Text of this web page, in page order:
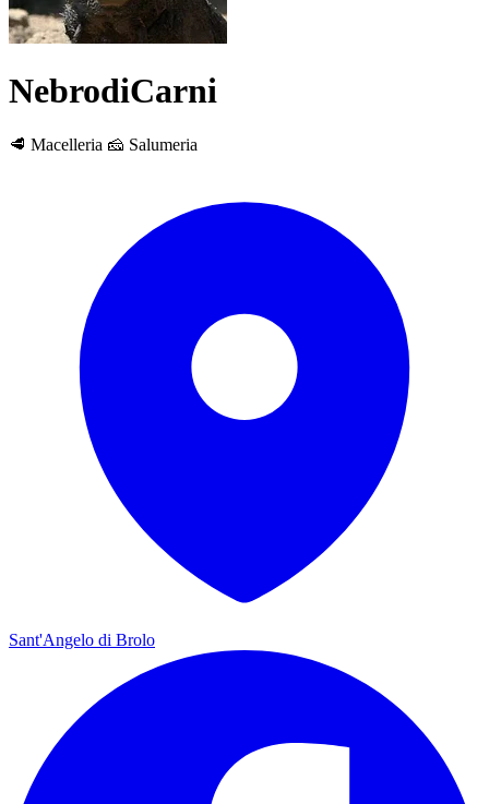
NebrodiCarni
🥩 Macelleria 🧀 Salumeria
Sant'Angelo di Brolo